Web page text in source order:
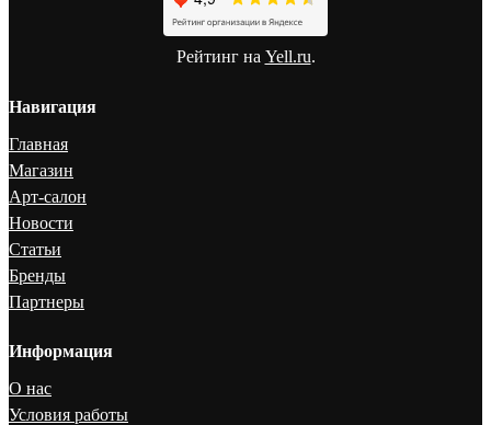
Рейтинг на Yell.ru.
Навигация
Главная
Магазин
Арт-салон
Новости
Статьи
Бренды
Партнеры
Информация
О нас
Условия работы